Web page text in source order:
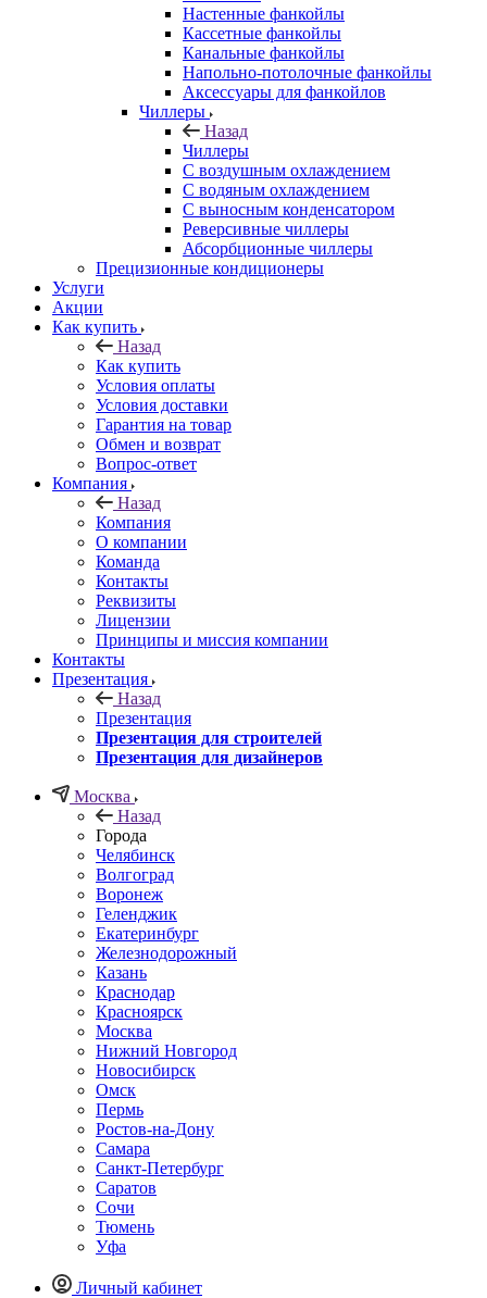
Настенные фанкойлы
Кассетные фанкойлы
Канальные фанкойлы
Напольно-потолочные фанкойлы
Аксессуары для фанкойлов
Чиллеры
Назад
Чиллеры
С воздушным охлаждением
С водяным охлаждением
С выносным конденсатором
Реверсивные чиллеры
Абсорбционные чиллеры
Прецизионные кондиционеры
Услуги
Акции
Как купить
Назад
Как купить
Условия оплаты
Условия доставки
Гарантия на товар
Обмен и возврат
Вопрос-ответ
Компания
Назад
Компания
О компании
Команда
Контакты
Реквизиты
Лицензии
Принципы и миссия компании
Контакты
Презентация
Назад
Презентация
Презентация для строителей
Презентация для дизайнеров
Москва
Назад
Города
Челябинск
Волгоград
Воронеж
Геленджик
Екатеринбург
Железнодорожный
Казань
Краснодар
Красноярск
Москва
Нижний Новгород
Новосибирск
Омск
Пермь
Ростов-на-Дону
Самара
Санкт-Петербург
Саратов
Сочи
Тюмень
Уфа
Личный кабинет